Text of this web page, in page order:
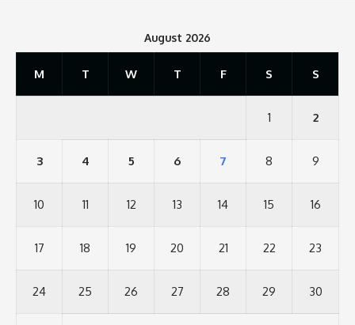
August 2026
M T W T F S S
1 2
3 4 5 6 7 8 9
10 11 12 13 14 15 16
17 18 19 20 21 22 23
24 25 26 27 28 29 30